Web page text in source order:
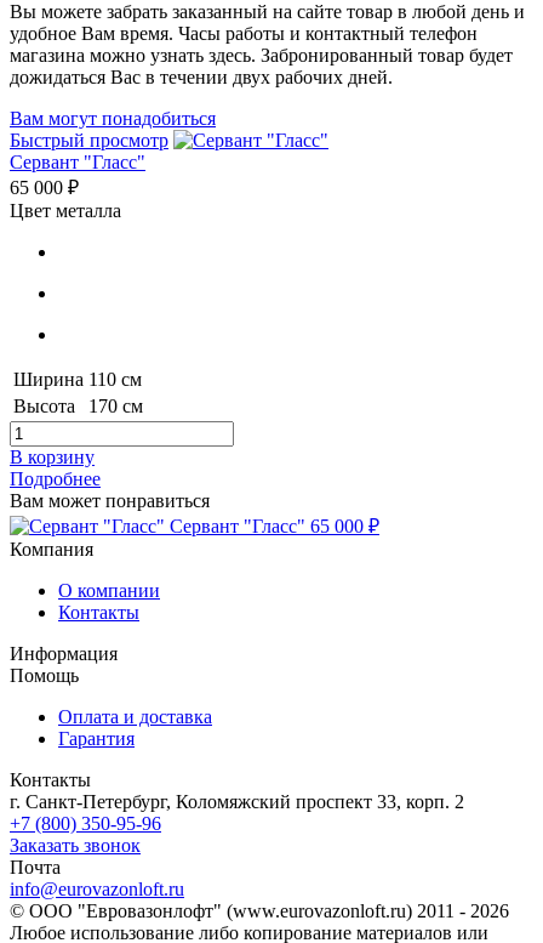
Вы можете забрать заказанный на сайте товар в любой день и
удобное Вам время. Часы работы и контактный телефон
магазина можно узнать здесь. Забронированный товар будет
дожидаться Вас в течении двух рабочих дней.
Вам могут понадобиться
Быстрый просмотр
Сервант "Гласс"
65 000 ₽
Цвет металла
Ширина 110 см
Высота
170 см
В корзину
Подробнее
Вам может понравиться
Сервант "Гласс" 65 000 ₽
Компания
О компании
Контакты
Информация
Помощь
Оплата и доставка
Гарантия
Контакты
г. Санкт-Петербург, Коломяжский проспект 33, корп. 2
+7 (800) 350-95-96
Заказать звонок
Почта
info@eurovazonloft.ru
© ООО "Евровазонлофт" (www.eurovazonloft.ru) 2011 - 2026
Любое использование либо копирование материалов или